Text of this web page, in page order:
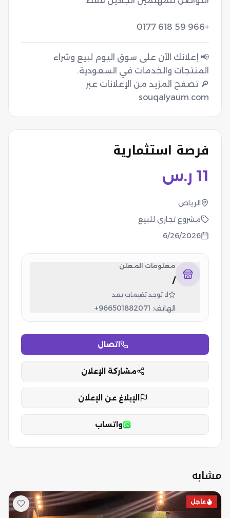
+966 59 618 0177
📢 إعلانك الآن على سوق اليوم لبيع وشراء
🔎 تصفح المزيد من الإعلانات عبر
souqalyaum.com
فرصة استثمارية
11 ر.س
الرياض
مشروع تجاري للبيع
6/26/2026
معلومات المعلن
/
لا توجد تقييمات بعد
الهاتف: +966501882071
اتصال
مشاركة الإعلان
الإبلاغ عن الإعلان
واتساب
مشابه
عاجل